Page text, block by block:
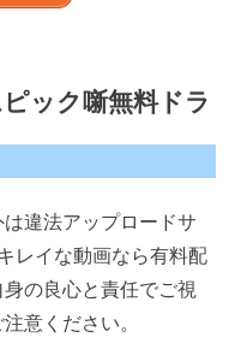
ック噺無料ドラ
違法アップロードサ
レイな動画なら有料配
の良心と責任でご視
意ください。